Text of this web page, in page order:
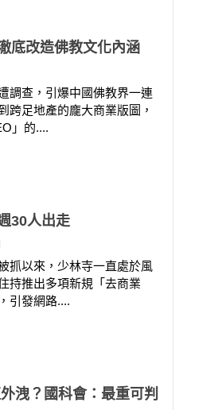
底改造佛教文化內涵
調查，引爆中國佛教界一連
跨足地產的龐大商業版圖，
」的....
30人出走
抓以來，少林寺一直處於風
持推出多項新規「去商業
引發網路....
洩？國科會：最重可判